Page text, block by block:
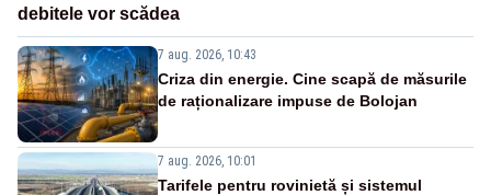
debitele vor scădea
7 aug. 2026, 10:43
Criza din energie. Cine scapă de măsurile
de raționalizare impuse de Bolojan
7 aug. 2026, 10:01
Tarifele pentru rovinietă și sistemul